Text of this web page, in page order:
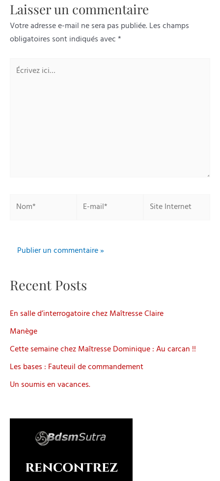
Laisser un commentaire
Votre adresse e-mail ne sera pas publiée.Les champs
obligatoires sont indiqués avec*
Écrivez
Nom*
Site
Recent Posts
En salle d’interrogatoire chez Maîtresse Claire
Manège
Cette semaine chez Maîtresse Dominique : Au carcan !!
Les bases : Fauteuil de commandement
Un soumis en vacances.